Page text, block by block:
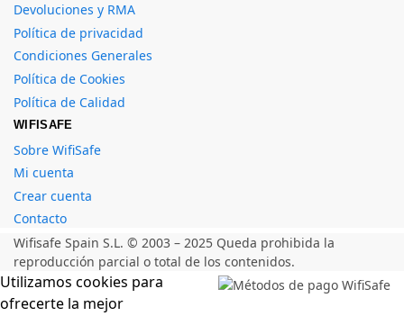
Devoluciones y RMA
Política de privacidad
Condiciones Generales
Política de Cookies
Política de Calidad
WIFISAFE
Sobre WifiSafe
Mi cuenta
Crear cuenta
Contacto
Wifisafe Spain S.L. © 2003 – 2025 Queda prohibida la
reproducción parcial o total de los contenidos.
Utilizamos cookies para
ofrecerte la mejor